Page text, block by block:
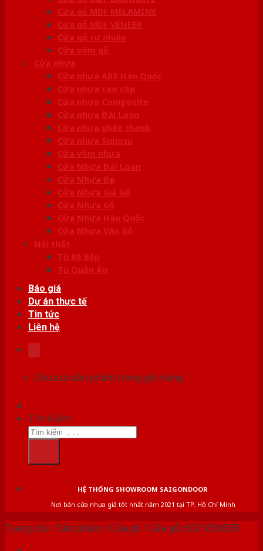
Cửa gỗ MDF MELAMINE
Cửa gỗ MDF VENEER
Cửa gỗ tự nhiên
Cửa vòm gỗ
Cửa nhựa
Cửa nhựa ABS Hàn Quốc
Cửa nhựa cao cấp
Cửa nhựa Composite
Cửa nhựa Đài Loan
Cửa nhựa ghép thanh
Cửa nhựa Sungyu
Cửa vòm nhựa
Cửa Nhựa Đài Loan
Cửa Nhựa Đẹp
Cửa Nhựa Giả Gỗ
Cửa Nhựa Gỗ
Cửa Nhựa Hàn Quốc
Cửa Nhựa Vân Gỗ
Nội thất
Tủ Kệ Bếp
Tủ Quần Áo
Báo giá
Dự án thực tế
Tin tức
Liên hệ
Chưa có sản phẩm trong giỏ hàng.
Tìm kiếm:
HỆ THỐNG SHOWROOM SAIGONDOOR
Nơi bán cửa nhựa giá tốt nhất năm 2021 tại TP. Hồ Chí Minh
Trang chủ /Sản phẩm /Cửa gỗ /Cửa gỗ HDF VENEER